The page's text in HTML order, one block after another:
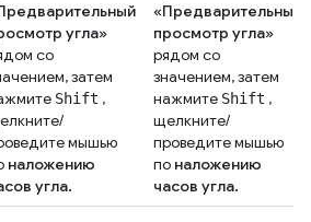
угла»
со
затем
Shift ,
мышью
наложению
угла.
«Предварительный
просмотр угла»
рядом со
значением, затем
нажмите Shift ,
щелкните/
проведите мышью
по наложению
часов угла.